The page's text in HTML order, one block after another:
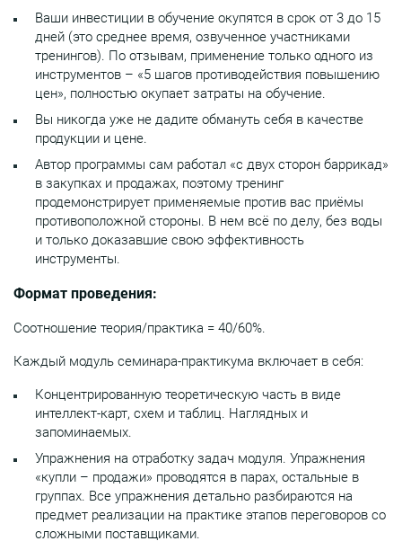
Ваши инвестиции в обучение окупятся в срок от 3 до 15
дней (это среднее время, озвученное участниками
тренингов). По отзывам, применение только одного из
инструментов – «5 шагов противодействия повышению
цен», полностью окупает затраты на обучение.
Вы никогда уже не дадите обмануть себя в качестве
продукции и цене.
Автор программы сам работал «с двух сторон баррикад»
в закупках и продажах, поэтому тренинг
продемонстрирует применяемые против вас приёмы
противоположной стороны. В нем всё по делу, без воды
и только доказавшие свою эффективность
инструменты.
Формат проведения:
Соотношение теория/практика = 40/60%.
Каждый модуль семинара-практикума включает в себя:
Концентрированную теоретическую часть в виде
интеллект-карт, схем и таблиц. Наглядных и
запоминаемых.
Упражнения на отработку задач модуля. Упражнения
«купли – продажи» проводятся в парах, остальные в
группах. Все упражнения детально разбираются на
предмет реализации на практике этапов переговоров со
сложными поставщиками.